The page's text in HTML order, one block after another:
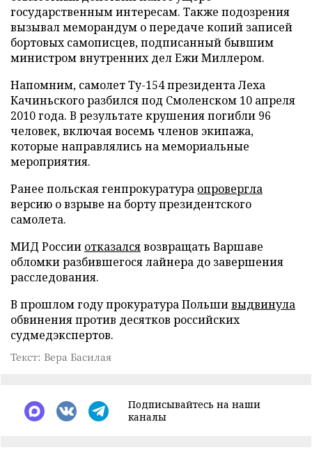
государственным интересам. Также подозрения
вызывал меморандум о передаче копий записей
бортовых самописцев, подписанный бывшим
министром внутренних дел Ежи Миллером.
Напомним, самолет Ту-154 президента Леха
Качиньского разбился под Смоленском 10 апреля
2010 года. В результате крушения погибли 96
человек, включая восемь членов экипажа,
которые направлялись на мемориальные
мероприятия.
Ранее польская генпрокуратура опровергла
версию о взрыве на борту президентского
самолета.
МИД России отказалсявозвращать Варшаве
обломки разбившегося лайнера до завершения
расследования.
В прошлом году прокуратура Польшивыдвинула
обвинения против десятков российских
судмедэкспертов.
Текст: Вера Басилая
Подписывайтесь на наши
каналы